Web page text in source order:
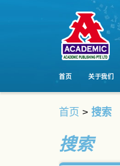
首页 关于我们
首页 > 搜索
搜索